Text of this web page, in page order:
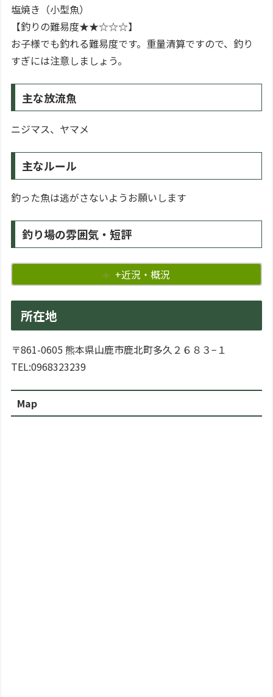
塩焼き（小型魚）
【釣りの難易度★★☆☆☆】
お子様でも釣れる難易度です。重量清算ですので、釣り
すぎには注意しましょう。
主な放流魚
ニジマス、ヤマメ
主なルール
釣った魚は逃がさないようお願いします
釣り場の雰囲気・短評
+近況・概況
所在地
〒861-0605 熊本県山鹿市鹿北町多久２６８３−１
TEL:0968323239
Map